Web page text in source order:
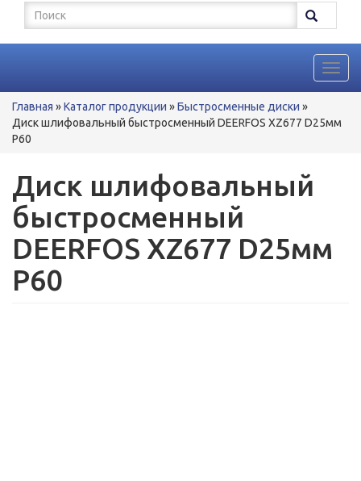
Форма
поиска
Поиск
Вы
здесь
Главная »Каталог продукции »Быстросменные диски »
Диск шлифовальный быстросменный DEERFOS XZ677 D25мм
P60
Диск шлифовальный
быстросменный
DEERFOS XZ677 D25мм
P60